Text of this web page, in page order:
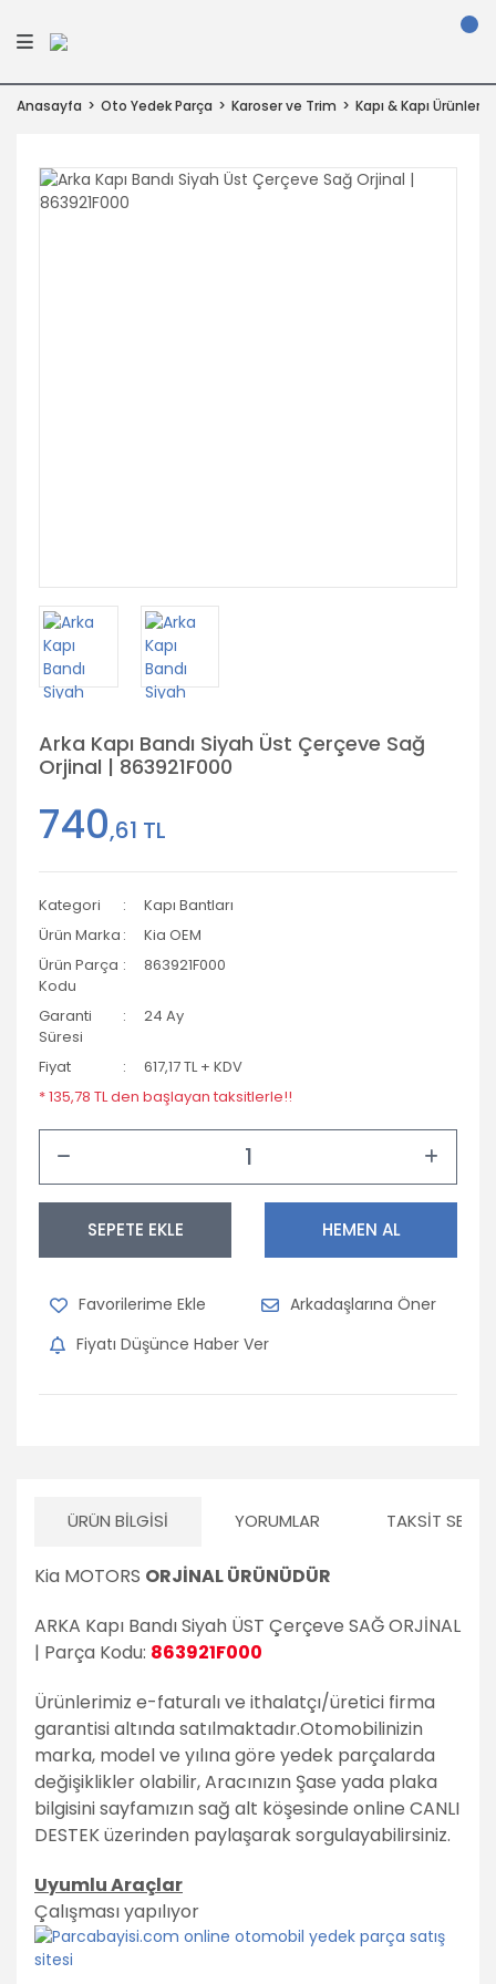
Anasayfa Oto Yedek Parça Karoser ve Trim Kapı & Kapı Ürünleri
Arka Kapı Bandı Siyah Üst Çerçeve Sağ
Orjinal | 863921F000
740,61 TL
Kategori
Kapı Bantları
Ürün Marka
Kia OEM
Ürün Parça
Kodu
863921F000
Garanti
Süresi
24 Ay
Fiyat
617,17 TL + KDV
* 135,78 TL den başlayan taksitlerle!!
SEPETE EKLE HEMEN AL
Arkadaşlarına Öner
Fiyatı Düşünce Haber Ver
ÜRÜN BILGISI YORUMLAR TAKSIT
Kia MOTORS ORJİNAL ÜRÜNÜDÜR
ARKA Kapı Bandı Siyah ÜST Çerçeve SAĞ ORJİNAL
| Parça Kodu: 863921F000
Ürünlerimiz e-faturalı ve ithalatçı/üretici firma
garantisi altında satılmaktadır.Otomobilinizin
marka, model ve yılına göre yedek parçalarda
değişiklikler olabilir,Aracınızın Şase yada plaka
bilgisini sayfamızın sağ alt köşesinde online CANLI
DESTEK üzerinden paylaşarak sorgulayabilirsiniz.
Uyumlu Araçlar
Çalışması yapılıyor